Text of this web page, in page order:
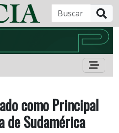
como Principal
Sudamérica